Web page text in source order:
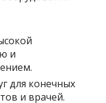
и
для конечных
и врачей.